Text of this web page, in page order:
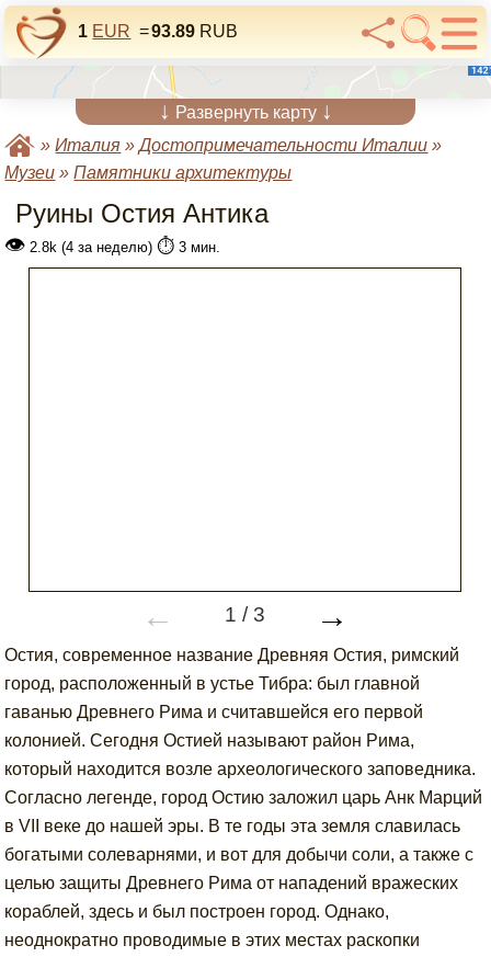
1 EUR =93.89 RUB
↓ Развернуть карту ↓
»Италия »Достопримечательности Италии »
Музеи »Памятники архитектуры
Руины Остия Антика
👁 2.8k (4 за неделю) ⏱️ 3 мин.
← 1 /3 →
Остия, современное название Древняя Остия, римский
город, расположенный в устье Тибра: был главной
гаванью Древнего Рима и считавшейся его первой
колонией. Сегодня Остией называют район Рима,
который находится возле археологического заповедника.
Согласно легенде, город Остию заложил царь Анк Марций
в VII веке до нашей эры. В те годы эта земля славилась
богатыми солеварнями, и вот для добычи соли, а также с
целью защиты Древнего Рима от нападений вражеских
кораблей, здесь и был построен город. Однако,
неоднократно проводимые в этих местах раскопки